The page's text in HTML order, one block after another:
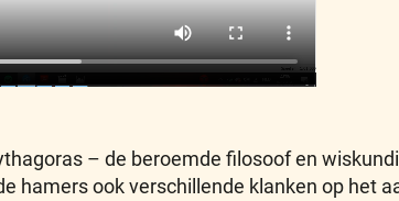
– de beroemde filosoof en
hamers ook verschillende klanken op het